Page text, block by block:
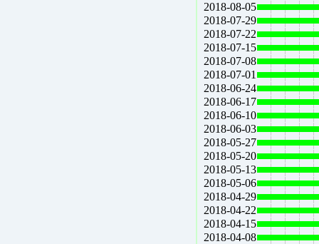
2018-08-05
2018-07-29
2018-07-22
2018-07-15
2018-07-08
2018-07-01
2018-06-24
2018-06-17
2018-06-10
2018-06-03
2018-05-27
2018-05-20
2018-05-13
2018-05-06
2018-04-29
2018-04-22
2018-04-15
2018-04-08